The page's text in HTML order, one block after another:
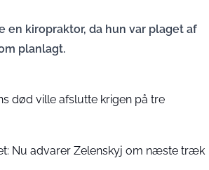
en kiropraktor, da hun var plaget af
planlagt.
død ville afslutte krigen på tre
Nu advarer Zelenskyj om næste træk